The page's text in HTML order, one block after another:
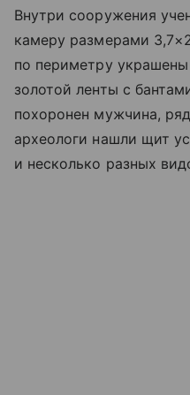
Внутри сооружения
камеру размерами
по периметру
золотой ленты с
похоронен мужчина,
археологи нашли щит
и несколько разных